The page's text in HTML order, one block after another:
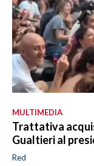
MULTIMEDIA
Trattativa
Gualtieri al
Red